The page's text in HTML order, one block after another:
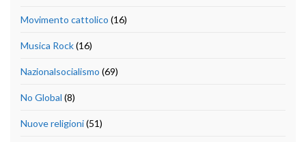
Movimento cattolico (16)
Musica Rock(16)
Nazionalsocialismo (69)
No Global (8)
Nuove religioni(51)